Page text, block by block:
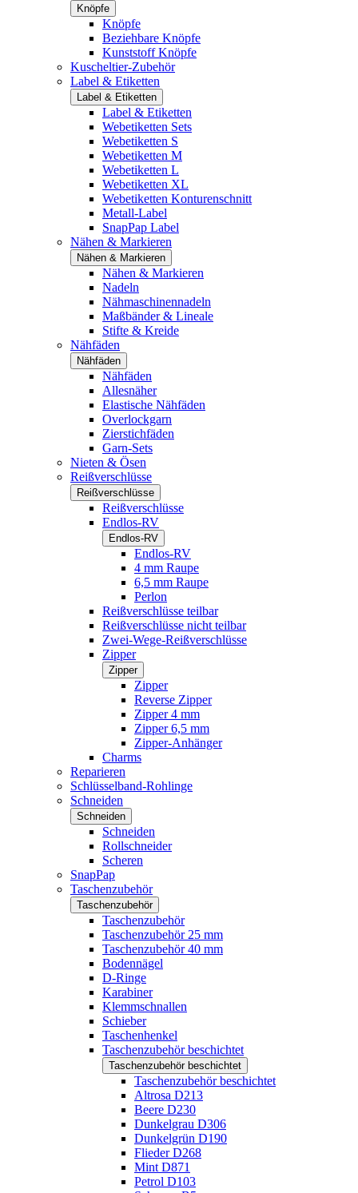
Knöpfe
Knöpfe
Beziehbare Knöpfe
Kunststoff Knöpfe
Kuscheltier-Zubehör
Label & Etiketten
Label & Etiketten
Label & Etiketten
Webetiketten Sets
Webetiketten S
Webetiketten M
Webetiketten L
Webetiketten XL
Webetiketten Konturenschnitt
Metall-Label
SnapPap Label
Nähen & Markieren
Nähen & Markieren
Nähen & Markieren
Nadeln
Nähmaschinennadeln
Maßbänder & Lineale
Stifte & Kreide
Nähfäden
Nähfäden
Nähfäden
Allesnäher
Elastische Nähfäden
Overlockgarn
Zierstichfäden
Garn-Sets
Nieten & Ösen
Reißverschlüsse
Reißverschlüsse
Reißverschlüsse
Endlos-RV
Endlos-RV
Endlos-RV
4 mm Raupe
6,5 mm Raupe
Perlon
Reißverschlüsse teilbar
Reißverschlüsse nicht teilbar
Zwei-Wege-Reißverschlüsse
Zipper
Zipper
Zipper
Reverse Zipper
Zipper 4 mm
Zipper 6,5 mm
Zipper-Anhänger
Charms
Reparieren
Schlüsselband-Rohlinge
Schneiden
Schneiden
Schneiden
Rollschneider
Scheren
SnapPap
Taschenzubehör
Taschenzubehör
Taschenzubehör
Taschenzubehör 25 mm
Taschenzubehör 40 mm
Bodennägel
D-Ringe
Karabiner
Klemmschnallen
Schieber
Taschenhenkel
Taschenzubehör beschichtet
Taschenzubehör beschichtet
Taschenzubehör beschichtet
Altrosa D213
Beere D230
Dunkelgrau D306
Dunkelgrün D190
Flieder D268
Mint D871
Petrol D103